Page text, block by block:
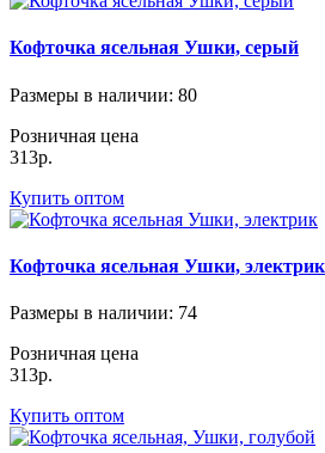
Кофточка ясельная Ушки, серый
Размеры в наличии: 80
Розничная цена
313р.
Купить оптом
Кофточка ясельная Ушки, электрик
Размеры в наличии: 74
Розничная цена
313р.
Купить оптом